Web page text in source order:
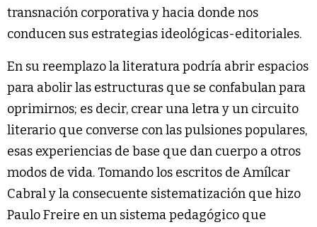
transnación corporativa y hacia donde nos
conducen sus estrategias ideológicas-editoriales.
En su reemplazo la literatura podría abrir espacios
para abolir las estructuras que se confabulan para
oprimirnos; es decir, crear una letra y un circuito
literario que converse con las pulsiones populares,
esas experiencias de base que dan cuerpo a otros
modos de vida. Tomando los escritos de Amílcar
Cabral y la consecuente sistematización que hizo
Paulo Freire en un sistema pedagógico que